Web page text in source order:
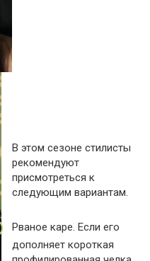
В этом сезоне стилисты
рекомендуют
присмотреться к
следующим вариантам.
Рваное каре. Если его
дополняет короткая